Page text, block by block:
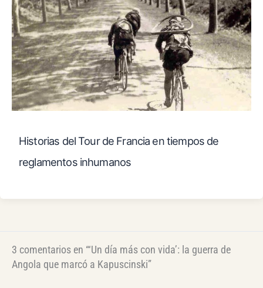
Historias del Tour de Francia en tiempos de
reglamentos inhumanos
3 comentarios en “‘Un día más con vida’: la guerra de
Angola que marcó a Kapuscinski”